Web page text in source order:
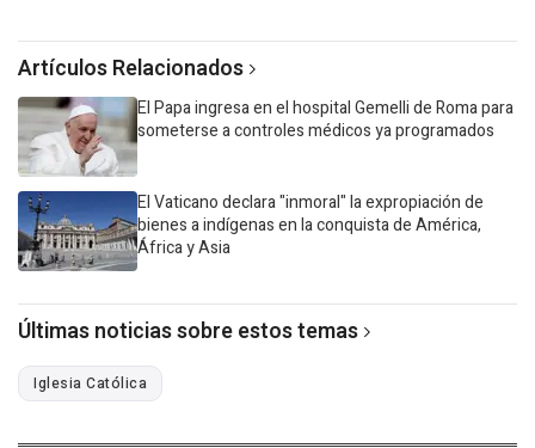
Artículos Relacionados
El Papa ingresa en el hospital Gemelli de Roma para
someterse a controles médicos ya programados
El Vaticano declara "inmoral" la expropiación de
bienes a indígenas en la conquista de América,
África y Asia
Últimas noticias sobre estos temas
Iglesia Católica